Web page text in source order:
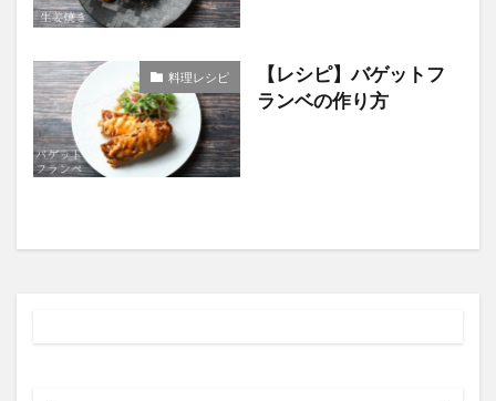
料理レシピ
【レシピ】バゲットフ
ランベの作り方